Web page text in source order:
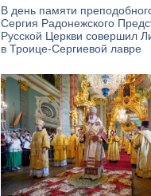
В день памяти
Сергия Радонежского
Русской Церкви совершил
в Троице-Сергиевой лавре